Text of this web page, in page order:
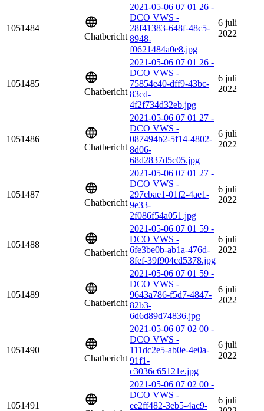
1051484
Chatbericht
2021-05-06 07 01 26 -
DCO VWS -
28f41383-648f-48c5-
8948-
f0621484a0e8.jpg
6 juli
2022
1051485
Chatbericht
2021-05-06 07 01 26 -
DCO VWS -
75854e40-dff9-43bc-
83cd-
4f2f734d32eb.jpg
6 juli
2022
1051486
Chatbericht
2021-05-06 07 01 27 -
DCO VWS -
087494b2-5f14-4802-
8d06-
68d2837d5c05.jpg
6 juli
2022
1051487
Chatbericht
2021-05-06 07 01 27 -
DCO VWS -
297cbae1-01f2-4ae1-
9e33-
2f086f54a051.jpg
6 juli
2022
1051488
Chatbericht
2021-05-06 07 01 59 -
DCO VWS -
6fe3be0b-ab1a-476d-
8fef-39f904cd5378.jpg
6 juli
2022
1051489
Chatbericht
2021-05-06 07 01 59 -
DCO VWS -
9643a786-f5d7-4847-
82b3-
6d6d89d74836.jpg
6 juli
2022
1051490
Chatbericht
2021-05-06 07 02 00 -
DCO VWS -
111dc2e5-ab0e-4e0a-
91f1-
c3036c65121e.jpg
6 juli
2022
1051491
2021-05-06 07 02 00 -
DCO VWS -
ee2ff482-3eb5-4ac9-
6 juli